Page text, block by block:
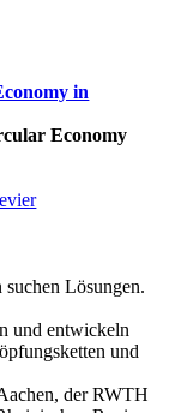
in
Economy
Lösungen.
und entwickeln
und
der RWTH